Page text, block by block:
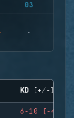
03
KD (+/-)
6-10 (-4)